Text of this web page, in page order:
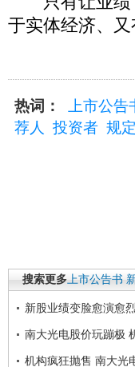
于实体经济、又
热词： 上市公告
荐人
投资者 规
搜索更多上市公告书
新股业绩变脸愈演愈
南大光电股价玩蹦极
机构疯狂抛售 南大光